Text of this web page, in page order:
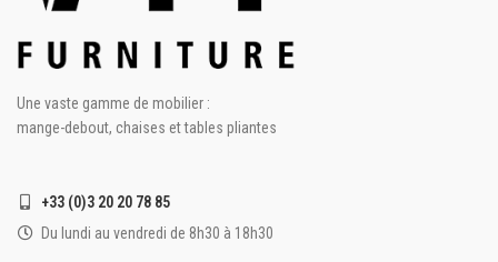
Une vaste gamme de mobilier :
mange-debout, chaises et tables pliantes
+33 (0)3 20 20 78 85
Du lundi au vendredi de 8h30 à 18h30